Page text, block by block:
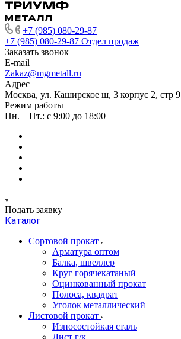
+7 (985) 080-29-87
+7 (985) 080-29-87 Отдел продаж
Заказать звонок
E-mail
Zakaz@mgmetall.ru
Адрес
Москва, ул. Каширское ш, 3 корпус 2, стр 9
Режим работы
Пн. – Пт.: с 9:00 до 18:00
Подать заявку
Каталог
Сортовой прокат
Арматура оптом
Балка, швеллер
Круг горячекатаный
Оцинкованный прокат
Полоса, квадрат
Уголок металлический
Листовой прокат
Износостойкая сталь
Лист г/к